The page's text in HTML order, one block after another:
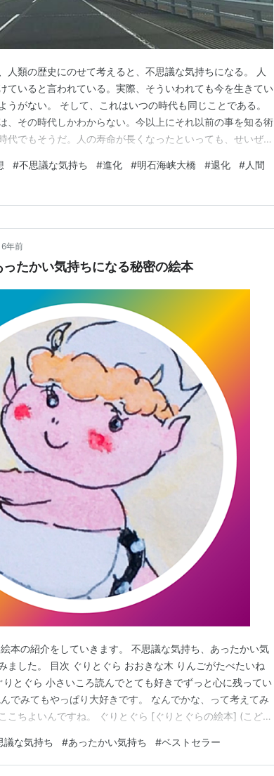
人類の歴史にのせて考えると、不思議な気持ちになる。 人
ていると言われている。実際、そういわれても今を生きてい
うがない。 そして、これはいつの時代も同じことである。
、その時代しかわからない。今以上にそれ以前の事を知る術
代でもそうだ。人の寿命が長くなったといっても、せいぜい
、どちらも大差ない。 少なくとも私たちが学んできたこと
活する環境や仕組みについては進…
#不思議な気持ち #進化 #明石海峡大橋 #退化 #人間
6年前
たかい気持ちになる秘密の絵本
本の紹介をしていきます。 不思議な気持ち、あったかい気
ました。 目次 ぐりとぐら おおきな木 りんごがたべたいね
とぐら 小さいころ読んでとても好きでずっと心に残ってい
でみてもやっぱり大好きです。 なんでかな、って考えてみ
こちよいんですね。 ぐりとぐら [ぐりとぐらの絵本] (こども
楽しめるベストセラー絵本です。現在は村上春樹さん訳で出
議な気持ち #あったかい気持ち #ベストセラー